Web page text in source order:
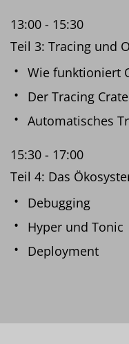
13:00 - 15:30
Teil 3: Tracing und
Wie funktioniert
Der Tracing Crate
Automatisches
15:30 - 17:00
Teil 4: Das
Debugging
Hyper und Tonic
Deployment